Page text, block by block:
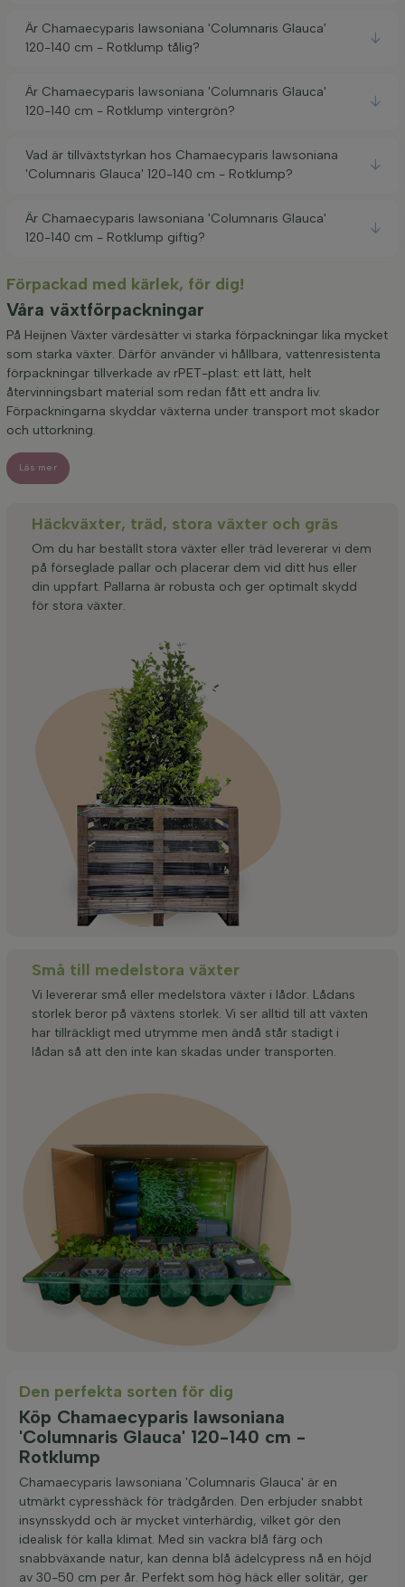
Är Chamaecyparis lawsoniana 'Columnaris Glauca'
120-140 cm - Rotklump tålig?
Är Chamaecyparis lawsoniana 'Columnaris Glauca'
120-140 cm - Rotklump vintergrön?
Vad är tillväxtstyrkan hos Chamaecyparis lawsoniana
'Columnaris Glauca' 120-140 cm - Rotklump?
Är Chamaecyparis lawsoniana 'Columnaris Glauca'
120-140 cm - Rotklump giftig?
Förpackad med kärlek, för dig!
Våra växtförpackningar
På Heijnen Växter värdesätter vi starka förpackningar lika mycket
som starka växter. Därför använder vi hållbara, vattenresistenta
förpackningar tillverkade av rPET-plast: ett lätt, helt
återvinningsbart material som redan fått ett andra liv.
Förpackningarna skyddar växterna under transport mot skador
och uttorkning.
Läs mer
Häckväxter, träd, stora växter och gräs
Om du har beställt stora växter eller träd levererar vi dem
på förseglade pallar och placerar dem vid ditt hus eller
din uppfart. Pallarna är robusta och ger optimalt skydd
för stora växter.
Små till medelstora växter
Vi levererar små eller medelstora växter i lådor. Lådans
storlek beror på växtens storlek. Vi ser alltid till att växten
har tillräckligt med utrymme men ändå står stadigt i
lådan så att den inte kan skadas under transporten.
Den perfekta sorten för dig
Köp Chamaecyparis lawsoniana
'Columnaris Glauca' 120-140 cm -
Rotklump
Chamaecyparis lawsoniana 'Columnaris Glauca' är en
utmärkt cypresshäck för trädgården. Den erbjuder snabbt
insynsskydd och är mycket vinterhärdig, vilket gör den
idealisk för kalla klimat. Med sin vackra blå färg och
snabbväxande natur, kan denna blå ädelcypress nå en höjd
av 30-50 cm per år. Perfekt som hög häck eller solitär, ger